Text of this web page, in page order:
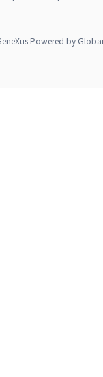
Powered by